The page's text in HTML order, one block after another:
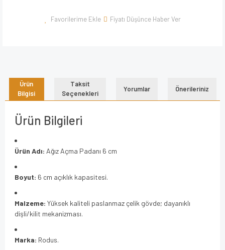
Fiyatı Düşünce Haber Ver
Ürün
Bilgisi
Taksit
Seçenekleri
Yorumlar Önerileriniz
Ürün Bilgileri
Ürün Adı: Ağız Açma Padanı 6 cm
Boyut: 6 cm açıklık kapasitesi.
Malzeme: Yüksek kaliteli paslanmaz çelik gövde; dayanıklı
dişli/kilit mekanizması.
Marka: Rodus.